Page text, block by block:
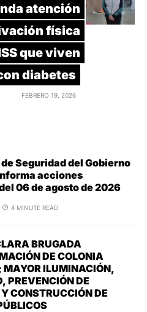
atención
física
que viven
diabetes
FEBRERO 19, 2026
Seguridad del Gobierno
acciones
06 de agosto de 2026
4 MINUTE READ
BRUGADA
DE COLONIA
MAYOR ILUMINACIÓN,
PREVENCIÓN DE
CONSTRUCCIÓN DE